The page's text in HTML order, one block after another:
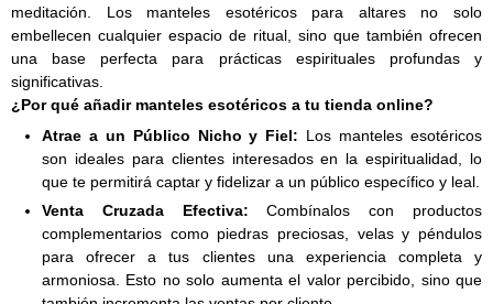
meditación. Los manteles esotéricos para altares no solo
embellecen cualquier espacio de ritual, sino que también ofrecen
una base perfecta para prácticas espirituales profundas y
significativas.
¿Por qué añadir manteles esotéricos a tu tienda online?
Atrae a un Público Nicho y Fiel: Los manteles esotéricos
son ideales para clientes interesados en la espiritualidad, lo
que te permitirá captar y fidelizar a un público específico y leal.
Venta Cruzada Efectiva:Combínalos con productos
complementarios como piedras preciosas, velas y péndulos
para ofrecer a tus clientes una experiencia completa y
armoniosa. Esto no solo aumenta el valor percibido, sino que